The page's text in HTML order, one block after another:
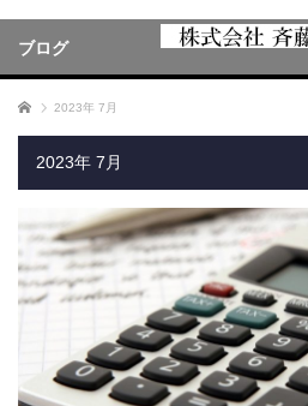
ブログ
ホーム 2023年 7月
2023年 7月